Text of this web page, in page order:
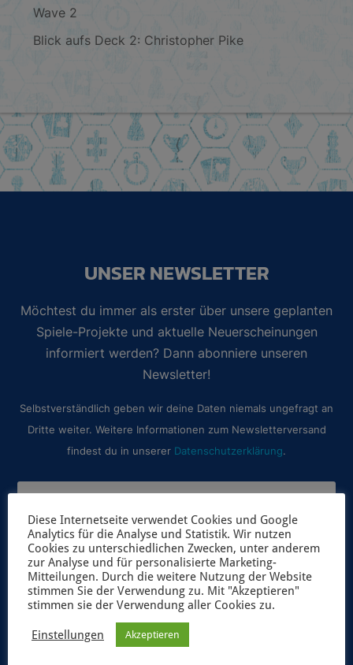
Wave 2
Blick aufs Deck 2: Christopher Pike
UNSER NEWSLETTER
Möchtest du immer als erster über unsere geplanten
Spiele-Projekte und aktuelle Neuerscheinungen
informiert werden? Dann abonniere unseren
Newsletter!
Selbstverständlich geben wir deine Daten niemals ungefragt an
Dritte weiter. Weitere Informationen zum Newsletterversand
findest du in unserer Datenschutzerklärung.
JETZT ANMELDEN
Diese Internetseite verwendet Cookies und Google
Analytics für die Analyse und Statistik. Wir nutzen
Cookies zu unterschiedlichen Zwecken, unter anderem
zur Analyse und für personalisierte Marketing-
Mitteilungen. Durch die weitere Nutzung der Website
stimmen Sie der Verwendung zu. Mit "Akzeptieren"
stimmen sie der Verwendung aller Cookies zu.
Einstellungen Akzeptieren